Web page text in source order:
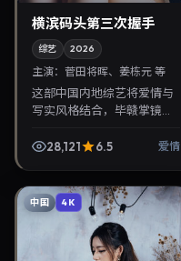
横滨码头第三次握手
综艺 2026
主演： 菅田将晖、姜栋元 等
这部中国内地综艺将爱情与
写实风格结合，毕赣掌镜，
角。2026年3月12日与观众
28,121 6.5 爱情
中国 4K